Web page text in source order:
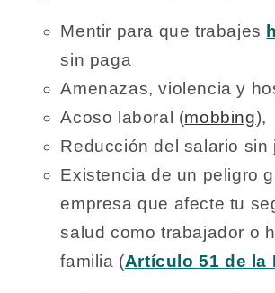
Mentir para que trabajes
sin paga
Amenazas, violencia y
Acoso laboral (mobbing),
Reducción del salario sin
Existencia de un peligro
empresa que afecte tu
salud como trabajador o
familia (Artículo 51 de la